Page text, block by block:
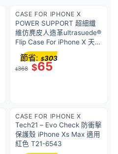
CASE FOR IPHONE X
POWER SUPPORT 超細纖
維仿麂皮人造革ultrasuede®
Flip Case For iPhone X 天藍
$368 $65
節省: $303
CASE FOR IPHONE X
Tech21 – Evo Check 防衝擊
保護殼 iPhone Xs Max 適用
紅色 T21-6543